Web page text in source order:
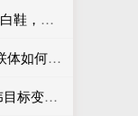
港联证券 上海女生牛仔裤穿搭指南：告别小白鞋，解锁洋气高级感
证配所 覆盖机构、社区和居家养老, 城市养联体如何探索?
优速配资 纳米比亚总统访华 称赞中国将宏伟目标变为现实